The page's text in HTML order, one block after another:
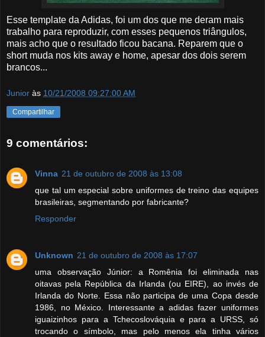
Esse template da Adidas, foi um dos que me deram mais
trabalho para reproduzir, com esses pequenos triângulos,
mais acho que o resultado ficou bacana. Reparem que o
short muda nos kits away e home, apesar dos dois serem
brancos...
Junior às 10/21/2008 09:27:00 AM
Compartilhar
9 comentários:
Vinna 21 de outubro de 2008 às 13:08
que tal um especial sobre uniformes de treino das equipes
brasileiras, segmentando por fabricante?
Responder
Unknown 21 de outubro de 2008 às 17:07
uma observação Júnior: a Romênia foi eliminada nas
oitavas pela República da Irlanda (ou EIRE), ao invés de
Irlanda do Norte. Essa não participa de uma Copa desde
1986, no México. Interessante a adidas fazer uniformes
iguaizinhos para a Tchecoslováquia e para a URSS, só
trocando o símbolo, mas pelo menos ela tinha vários